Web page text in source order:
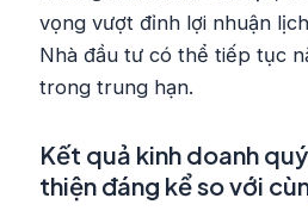
vọng vượt đỉnh lợi nhuận
Nhà đầu tư có thể tiếp tục
trong trung hạn.
Kết quả kinh doanh
thiện đáng kể so với